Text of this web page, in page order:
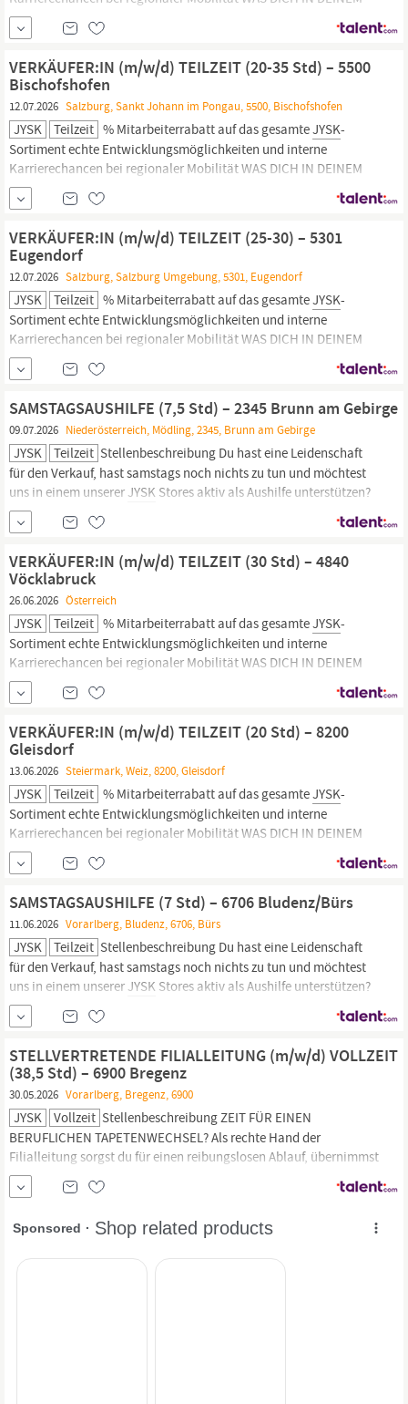
NÄCHSTEN JOB ERWARTET Als Verkäufer/in in unserem Store
erwartet dich ein abwechslungsreicher und dynamischer
Arbeitsalltag, denn: du wirst zum Beratungs- und Verkaufsprofi in
allen Bereichen –
VERKÄUFER:IN (m/w/d) TEILZEIT (20-35 Std) – 5500
Bischofshofen
12.07.2026 Salzburg, Sankt Johann im Pongau, 5500, Bischofshofen
JYSK Teilzeit % Mitarbeiterrabatt auf das gesamteJYSK-
Sortiment echte Entwicklungsmöglichkeiten und interne
Karrierechancen bei regionaler Mobilität WAS DICH IN DEINEM
NÄCHSTEN JOB ERWARTET Als Verkäufer/in in unserem Store
erwartet dich ein abwechslungsreicher und dynamischer
Arbeitsalltag, denn: du wirst zum Beratungs- und Verkaufsprofi in
allen Bereichen –
VERKÄUFER:IN (m/w/d) TEILZEIT (25-30) – 5301
Eugendorf
12.07.2026 Salzburg, Salzburg Umgebung, 5301, Eugendorf
JYSK Teilzeit % Mitarbeiterrabatt auf das gesamteJYSK-
Sortiment echte Entwicklungsmöglichkeiten und interne
Karrierechancen bei regionaler Mobilität WAS DICH IN DEINEM
NÄCHSTEN JOB ERWARTET Als Verkäufer/in in unserem Store
erwartet dich ein abwechslungsreicher und dynamischer
allen Bereichen –
SAMSTAGSAUSHILFE (7,5 Std) – 2345 Brunn am Gebirge
09.07.2026 Niederösterreich, Mödling, 2345, Brunn am Gebirge
JYSK Teilzeit Stellenbeschreibung Du hast eine Leidenschaft
für den Verkauf, hast samstags noch nichts zu tun und möchtest
uns in einem unserer JYSK Stores aktiv als Aushilfe unterstützen?
Dann komm ins #TeamJYSK WAS WIR DIR BIETEN die Option
auch in einer geringfügigen Beschäftigung vollwertiges Mitglied
im #TeamJYSK zu sein du lernst mithilfe unseres modernen e...
VERKÄUFER:IN (m/w/d) TEILZEIT (30 Std) – 4840
Vöcklabruck
26.06.2026 Österreich
JYSK Teilzeit % Mitarbeiterrabatt auf das gesamteJYSK-
Sortiment echte Entwicklungsmöglichkeiten und interne
Karrierechancen bei regionaler Mobilität WAS DICH IN DEINEM
NÄCHSTEN JOB ERWARTET Als Verkäufer/in in unserem Store
erwartet dich ein abwechslungsreicher und dynamischer
Arbeitsalltag, denn: du wirst zum Beratungs- und Verkaufsprofi in
allen Bereichen –
VERKÄUFER:IN (m/w/d) TEILZEIT (20 Std) – 8200
Gleisdorf
13.06.2026 Steiermark, Weiz, 8200, Gleisdorf
JYSK Teilzeit % Mitarbeiterrabatt auf das gesamteJYSK-
Sortiment echte Entwicklungsmöglichkeiten und interne
Karrierechancen bei regionaler Mobilität WAS DICH IN DEINEM
NÄCHSTEN JOB ERWARTET Als Verkäufer/in in unserem Store
erwartet dich ein abwechslungsreicher und dynamischer
Arbeitsalltag, denn: du wirst zum Beratungs- und Verkaufsprofi in
allen Bereichen –
SAMSTAGSAUSHILFE (7 Std) – 6706 Bludenz/Bürs
11.06.2026 Vorarlberg, Bludenz, 6706, Bürs
JYSK Teilzeit Stellenbeschreibung Du hast eine Leidenschaft
für den Verkauf, hast samstags noch nichts zu tun und möchtest
uns in einem unserer JYSK Stores aktiv als Aushilfe unterstützen?
Dann komm ins #TeamJYSK WAS WIR DIR BIETEN die Option
auch in einer geringfügigen Beschäftigung vollwertiges Mitglied
im #TeamJYSK zu sein du lernst mithilfe unseres modernen e...
STELLVERTRETENDE FILIALLEITUNG (m/w/d) VOLLZEIT
(38,5 Std) – 6900 Bregenz
30.05.2026 Vorarlberg, Bregenz, 6900
JYSK Vollzeit Stellenbeschreibung ZEIT FÜR EINEN
BERUFLICHEN TAPETENWECHSEL? Als rechte Hand der
Filialleitung sorgst du für einen reibungslosen Ablauf, übernimmst
bei Bedarf gerne Verantwortung und triffst Entscheidungen im
Sinne unserer JYSK
Values. Nicht nur die Zufriedenheit unserer
Motivation deiner...